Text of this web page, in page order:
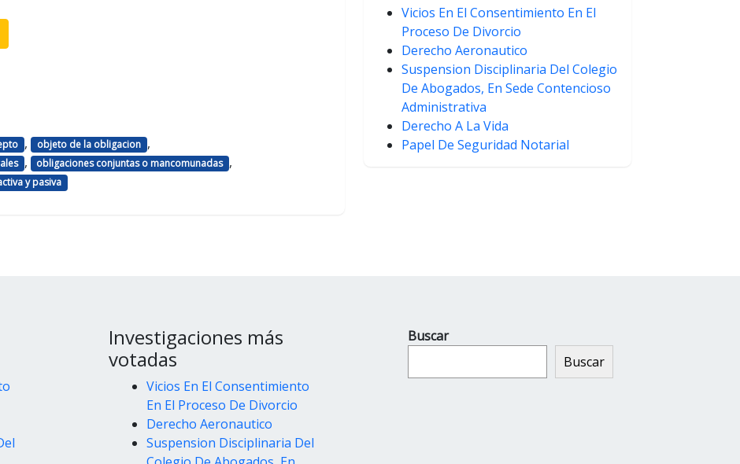
, objeto de la obligacion ,
, obligaciones conjuntas o mancomunadas ,
y pasiva
Vicios En El Consentimiento En El
Proceso De Divorcio
Derecho Aeronautico
Suspension Disciplinaria Del Colegio
De Abogados, En Sede Contencioso
Administrativa
Derecho A La Vida
Papel De Seguridad Notarial
Investigaciones más
votadas
Vicios En El Consentimiento
En El Proceso De Divorcio
Derecho Aeronautico
Suspension Disciplinaria Del
Buscar
Buscar